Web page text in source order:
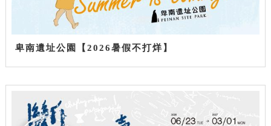
卑南遺址公園【2026暑假不打烊】